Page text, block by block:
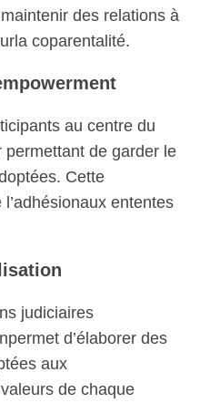
des relations à
coparentalité.
au centre du
de garder le
Cette
ententes
judiciaires
d’élaborer des
aux
de chaque